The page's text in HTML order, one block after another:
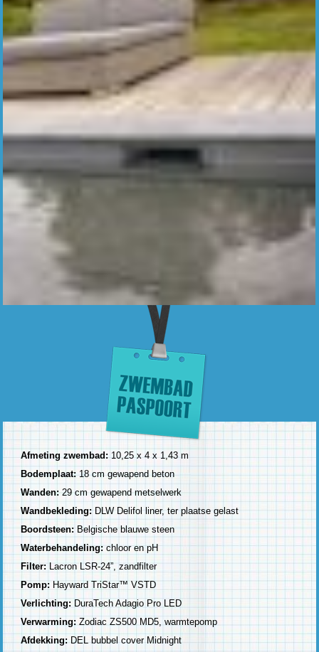
Afmeting zwembad:10,25 x 4 x 1,43 m
Bodemplaat:18 cm gewapend beton
Wanden:29 cm gewapend metselwerk
Wandbekleding: DLW Delifol liner, ter plaatse gelast
Boordsteen: Belgische blauwe steen
Waterbehandeling: chloor en pH
Filter:
Lacron LSR-24”, zandfilter
Pomp: Hayward TriStar™ VSTD
Verlichting: DuraTech Adagio Pro LED
Verwarming: Zodiac ZS500 MD5, warmtepomp
Afdekking:DEL bubbel cover Midnight